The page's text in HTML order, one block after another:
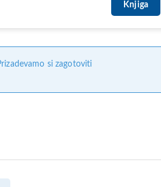
Knjiga
si zagotoviti